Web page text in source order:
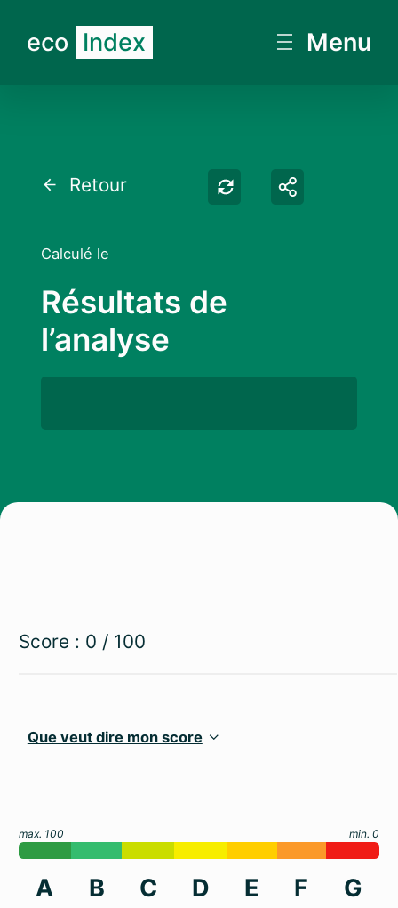
eco Index Menu
Retour Retester
Calculé le
Résultats de
l’analyse
Score : 0 / 100
Que veut dire mon score
max. 100 min. 0
A B C D E F G